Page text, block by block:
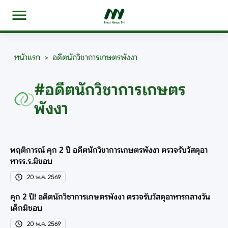
หน้าแรก > อดีตนักวิชาการเกษตรพังงา
#อดีตนักวิชาการเกษตร
พังงา
พฤติการณ์ คุก 2 ปี อดีตนักวิชาการเกษตรพังงา ตรวจรับวัสดุอา
หารร.ร.มิชอบ
20 พ.ค. 2569
คุก 2 ปี! อดีตนักวิชาการเกษตรพังงา ตรวจรับวัสดุอาหารกลางวัน
เด็กมิชอบ
20 พ.ค. 2569